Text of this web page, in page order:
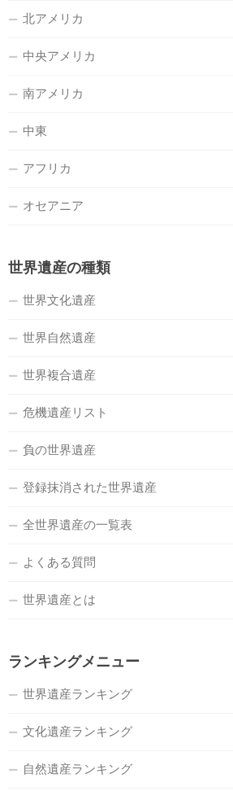
北アメリカ
中央アメリカ
南アメリカ
中東
アフリカ
オセアニア
世界遺産の種類
世界文化遺産
世界自然遺産
世界複合遺産
危機遺産リスト
負の世界遺産
登録抹消された世界遺産
全世界遺産の一覧表
よくある質問
世界遺産とは
ランキングメニュー
世界遺産ランキング
文化遺産ランキング
自然遺産ランキング